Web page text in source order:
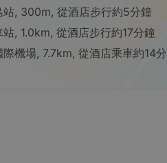
站, 300m, 從酒店步行約5分鐘
站, 1.0km, 從酒店步行約17分鐘
際機場, 7.7km, 從酒店乘車約14分